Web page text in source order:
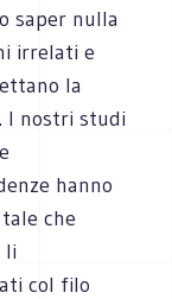
saper nulla
irrelati e
la
I nostri studi
hanno
che
li
col filo